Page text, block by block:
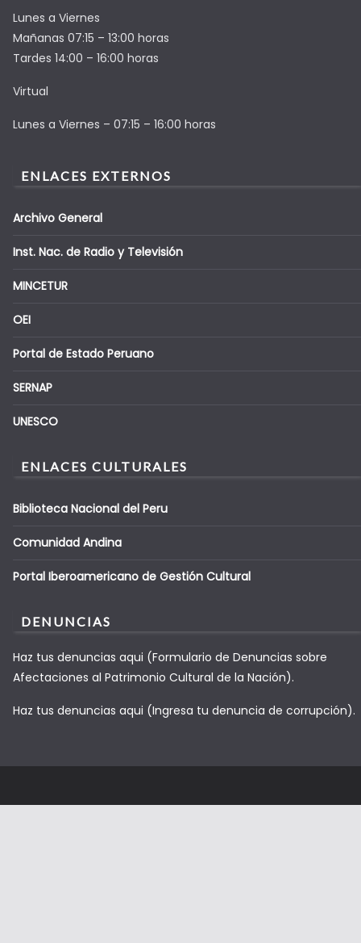
Lunes a Viernes
Mañanas 07:15 – 13:00 horas
Tardes 14:00 – 16:00 horas
Virtual
Lunes a Viernes – 07:15 – 16:00 horas
ENLACES EXTERNOS
Archivo General
Inst. Nac. de Radio y Televisión
MINCETUR
OEI
Portal de Estado Peruano
SERNAP
UNESCO
ENLACES CULTURALES
Biblioteca Nacional del Peru
Comunidad Andina
Portal Iberoamericano de Gestión Cultural
DENUNCIAS
Haz tus denuncias aqui (Formulario de Denuncias sobre
Afectaciones al Patrimonio Cultural de la Nación).
Haz tus denuncias aqui (Ingresa tu denuncia de corrupción).